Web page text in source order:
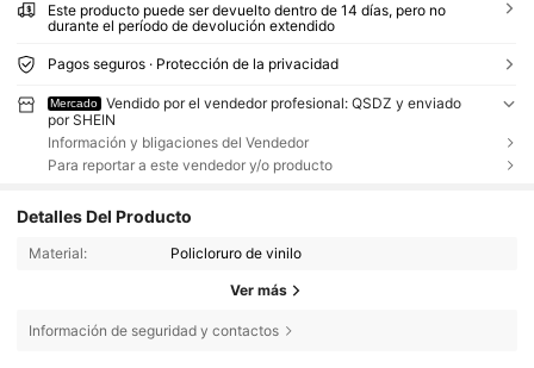
Este producto puede ser devuelto dentro de 14 días, pero no
durante el período de devolución extendido
Pagos seguros · Protección de la privacidad
Mercado
Vendido por el vendedor profesional: QSDZ y enviado
por SHEIN
Información y bligaciones del Vendedor
Para reportar a este vendedor y/o producto
Detalles Del Producto
Material: Policloruro de vinilo
Ver más
Información de seguridad y contactos